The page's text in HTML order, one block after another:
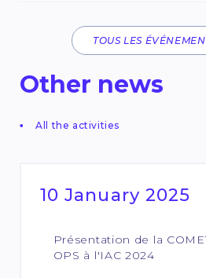
TOUS LES
Other news
All the activities
10 January 2025
Présentation de la
OPS à l'IAC 2024